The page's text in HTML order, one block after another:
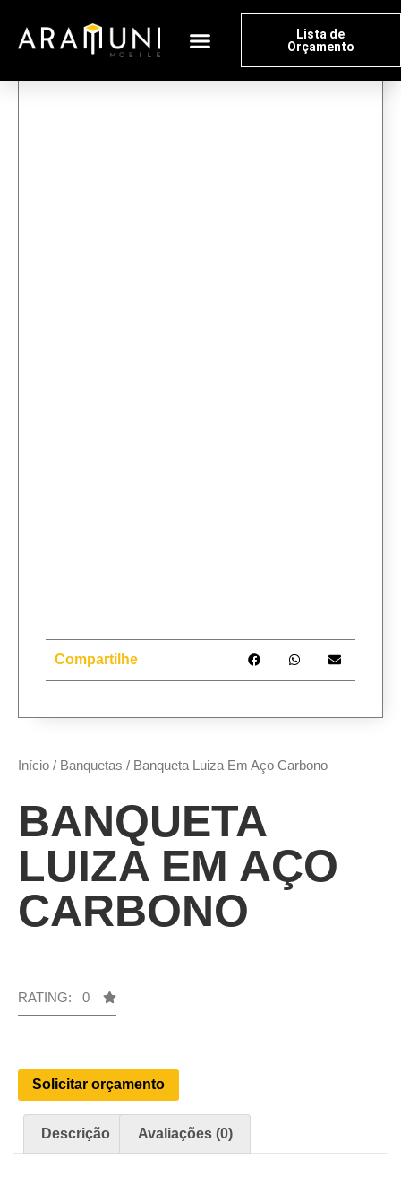
Lista de
Orçamento
Início / Banquetas / Banqueta Luiza Em Aço Carbono
BANQUETA
LUIZA EM AÇO
CARBONO
RATING: 0
Solicitar orçamento
Compartilhe
Descrição Avaliações (0)